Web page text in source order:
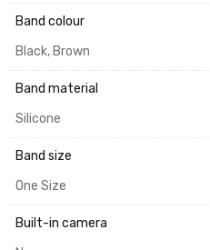
Band colour
Black, Brown
Band material
Silicone
Band size
One Size
Built-in camera